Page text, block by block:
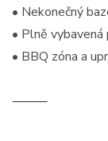
• Nekonečný
• Plně
• BBQ zóna a
⸻